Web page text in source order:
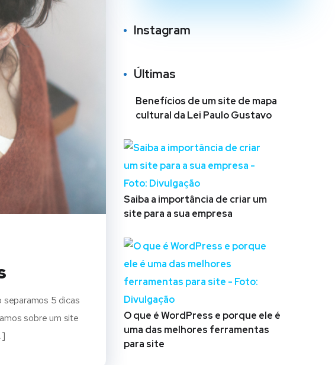
separamos 5 dicas
sobre um site
Instagram
Últimas
Benefícios de um site de mapa
cultural da Lei Paulo Gustavo
Saiba a importância de criar um
site para a sua empresa
O que é WordPress e porque ele é
uma das melhores ferramentas
para site